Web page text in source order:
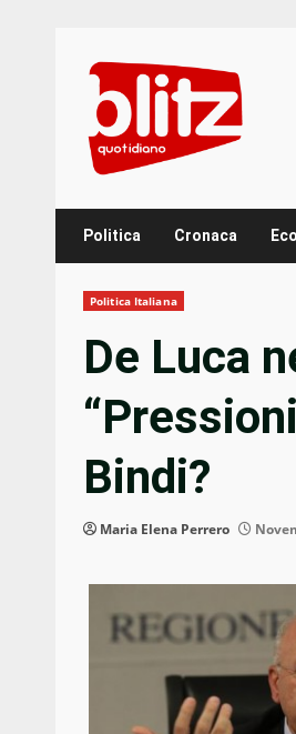
content
Politica Cronaca
Politica Italiana
De Luca
Bindi?
Maria Elena Perrero